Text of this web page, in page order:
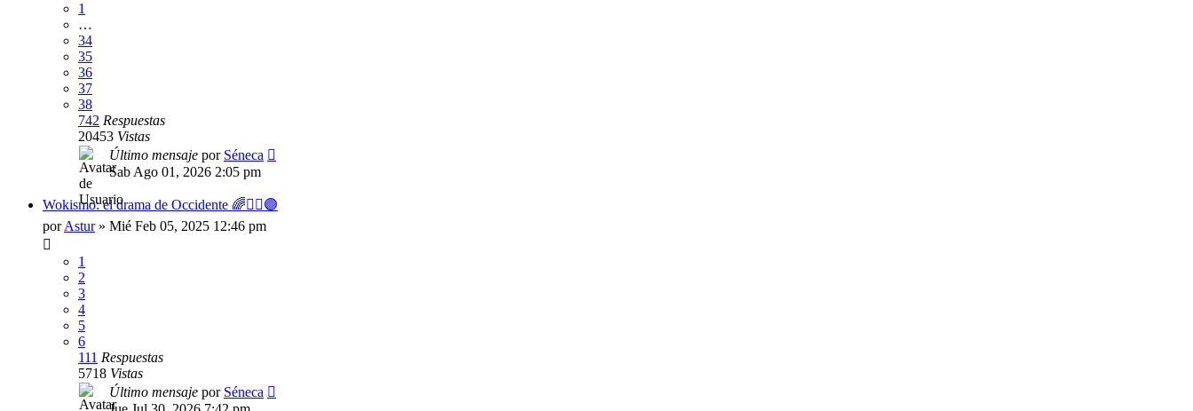
1
…
34
35
36
37
38
742 Respuestas
20453 Vistas
Último mensaje por Séneca
Sab Ago 01, 2026 2:05 pm
Wokismo: el drama de Occidente 🌈✊🏿🟣
porAstur» Mié Feb 05, 2025 12:46 pm
1
2
3
4
5
6
111 Respuestas
5718 Vistas
Último mensaje por Séneca